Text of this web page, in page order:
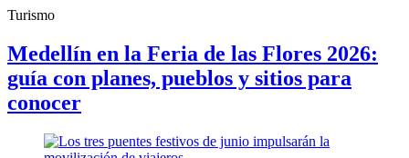
Turismo
Medellín en la Feria de las Flores 2026:
guía con planes, pueblos y sitios para
conocer